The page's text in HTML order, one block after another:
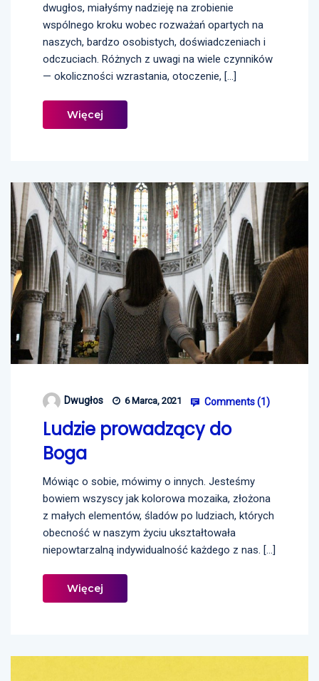
dwugłos, miałyśmy nadzieję na zrobienie
wspólnego kroku wobec rozważań opartych na
naszych, bardzo osobistych, doświadczeniach i
odczuciach. Różnych z uwagi na wiele czynników
— okoliczności wzrastania, otoczenie, […]
Więcej
Dwugłos 6 Marca, 2021 Comments (1)
Ludzie prowadzący do
Boga
Mówiąc o sobie, mówimy o innych. Jesteśmy
bowiem wszyscy jak kolorowa mozaika, złożona
z małych elementów, śladów po ludziach, których
obecność w naszym życiu ukształtowała
niepowtarzalną indywidualność każdego z nas. […]
Więcej